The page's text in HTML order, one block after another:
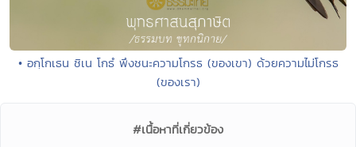
• อกฺโกเธน ชิเน โกธํ พึงชนะความโกรธ (ของเขา) ด้วยความไม่โกรธ
(ของเรา)
#เนื้อหาที่เกี่ยวข้อง